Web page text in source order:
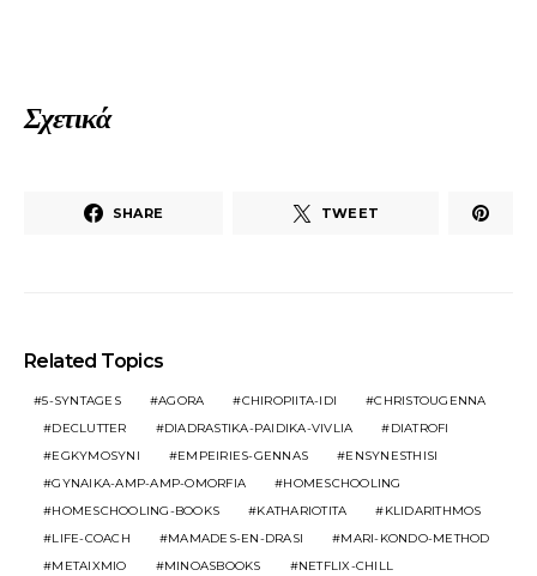
Σχετικά
SHARE TWEET
Related Topics
5-SYNTAGES AGORA CHIROPIITA-IDI
CHRISTOUGENNA
DECLUTTER
DIADRASTIKA-PAIDIKA-VIVLIA
DIATROFI
EGKYMOSYNI
EMPEIRIES-GENNAS
ENSYNESTHISI
GYNAIKA-AMP-AMP-OMORFIA
HOMESCHOOLING
HOMESCHOOLING-BOOKS
KATHARIOTITA
KLIDARITHMOS
LIFE-COACH
MAMADES-EN-DRASI
MARI-KONDO-METHOD
METAIXMIO
MINOASBOOKS
NETFLIX-CHILL